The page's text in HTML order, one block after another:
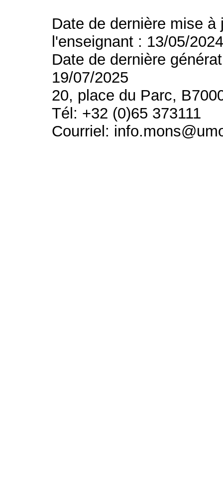
Date de dernière mise
l'enseignant : 13/05/
Date de dernière
19/07/2025
20, place du Parc,
Tél: +32 (0)65 373111
Courriel: